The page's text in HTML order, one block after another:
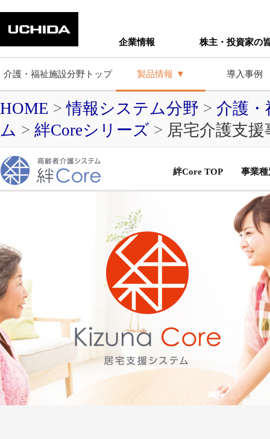
企業情報 株主・投資家の
介護・福祉施設分野トップ 製品情報 導入事例
HOME >情報システム分野 > 介護・
ム > 絆Coreシリーズ > 居宅介護支
事業
絆Core TOP